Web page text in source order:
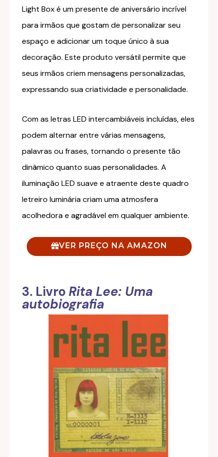
Light Box é um presente de aniversário incrível
para irmãos que gostam de personalizar seu
espaço e adicionar um toque único à sua
decoração. Este produto versátil permite que
seus irmãos criem mensagens personalizadas,
expressando sua criatividade e personalidade.
Com as letras LED intercambiáveis incluídas, eles
podem alternar entre várias mensagens,
palavras ou frases, tornando o presente tão
dinâmico quanto suas personalidades. A
iluminação LED suave e atraente deste quadro
letreiro luminária criam uma atmosfera
acolhedora e agradável em qualquer ambiente.
VER PREÇO NA AMAZON
3. Livro Rita Lee: Uma
autobiografia